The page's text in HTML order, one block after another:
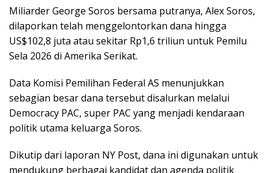
Miliarder George Soros bersama putranya, Alex Soros,
dilaporkan telah menggelontorkan dana hingga
US$102,8 juta atau sekitar Rp1,6 triliun untuk Pemilu
Sela 2026 di Amerika Serikat.
Data Komisi Pemilihan Federal AS menunjukkan
sebagian besar dana tersebut disalurkan melalui
Democracy PAC, super PAC yang menjadi kendaraan
politik utama keluarga Soros.
Dikutip dari laporan NY Post, dana ini digunakan untuk
mendukung berbagai kandidat dan agenda politik